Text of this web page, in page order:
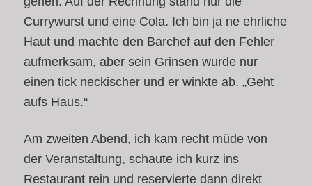
Currywurst und eine Cola. Ich bin ja ne ehrliche
Haut und machte den Barchef auf den Fehler
aufmerksam, aber sein Grinsen wurde nur
einen tick neckischer und er winkte ab. „Geht
aufs Haus.“
Am zweiten Abend, ich kam recht müde von
der Veranstaltung, schaute ich kurz ins
Restaurant rein und reservierte dann direkt